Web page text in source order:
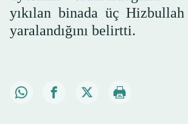
yıkılan binada üç
yaralandığını belirtti.